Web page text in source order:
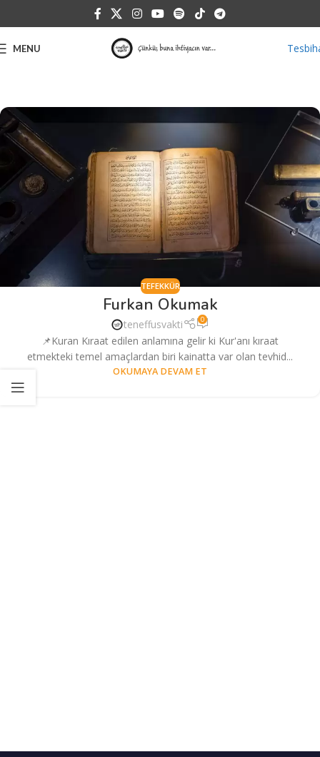
MENU
TEFEKKÜR
Furkan Okumak
teneffusvakti 0
📌Kuran Kıraat edilen anlamına gelir ki Kur'anı kıraat
etmekteki temel amaçlardan biri kainatta var olan tevhid...
OKUMAYA DEVAM ET